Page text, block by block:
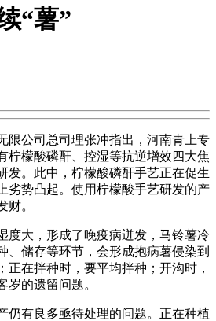
“薯”
公司总司理张冲指出，河南青上专
柠檬酸磷酐、控湿等抗逆增效四大焦
发。此中，柠檬酸磷酐手艺正在促生
劣势凸起。使用柠檬酸手艺研发的产
财。
大，形成了晚疫病迸发，马铃薯冷
、储存等环节，会形成抱病薯侵染到
正在拌种时，要平均拌种；开沟时，
岁的遗留问题。
有良多亟待处理的问题。正在种植